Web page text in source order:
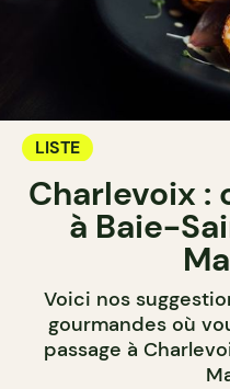
LISTE
Charlevoix :
à Baie-
Voici nos
gourmandes où
passage à